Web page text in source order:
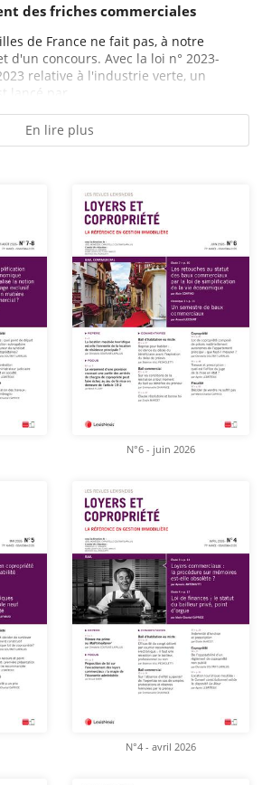
des friches commerciales
de France ne fait pas, à notre
d'un concours. Avec la loi n° 2023-
relative à l'industrie verte, un
lancé par...
En lire plus
N°6 - juin 2026
N°4 - avril 2026